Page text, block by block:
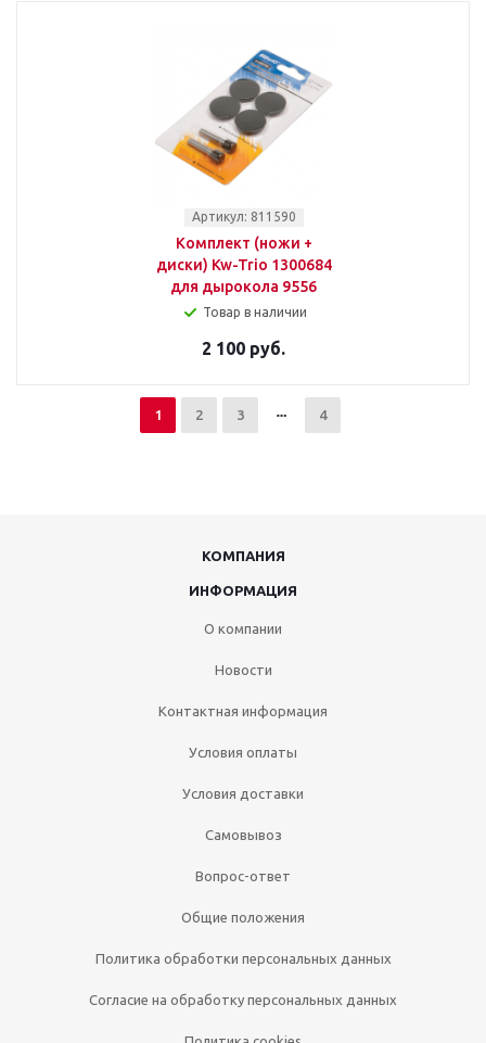
Артикул: 811590
Комплект (ножи +
диски) Kw-Trio 1300684
для дырокола 9556
Товар в наличии
2 100 руб.
1 2 3 4
КОМПАНИЯ
ИНФОРМАЦИЯ
О компании
Новости
Контактная информация
Условия оплаты
Условия доставки
Самовывоз
Вопрос-ответ
Общие положения
Политика обработки персональных данных
Согласие на обработку персональных данных